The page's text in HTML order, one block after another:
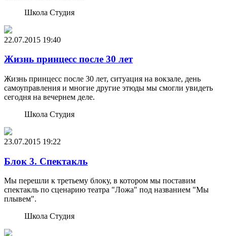
Школа Студия
22.07.2015 19:40
Жизнь принцесс после 30 лет
Жизнь принцесс после 30 лет, ситуация на вокзале, день
самоуправления и многие другие этюды мы смогли увидеть
сегодня на вечернем деле.
Школа Студия
23.07.2015 19:22
Блок 3. Спектакль
Мы перешли к третьему блоку, в котором мы поставим
спектакль по сценарию театра "Ложа" под названием "Мы
плывем".
Школа Студия